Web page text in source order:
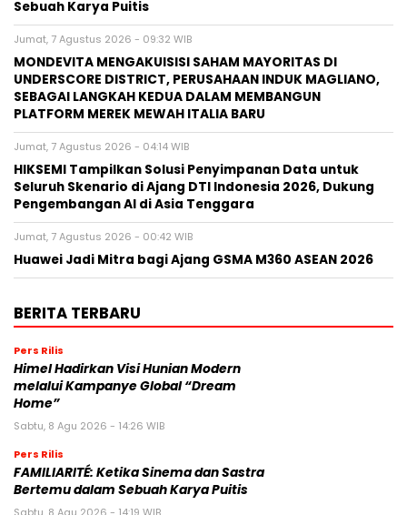
Sebuah Karya Puitis
Jumat, 7 Agustus 2026 - 09:32 WIB
MONDEVITA MENGAKUISISI SAHAM MAYORITAS DI
UNDERSCORE DISTRICT, PERUSAHAAN INDUK MAGLIANO,
SEBAGAI LANGKAH KEDUA DALAM MEMBANGUN
PLATFORM MEREK MEWAH ITALIA BARU
Jumat, 7 Agustus 2026 - 04:14 WIB
HIKSEMI Tampilkan Solusi Penyimpanan Data untuk
Seluruh Skenario di Ajang DTI Indonesia 2026, Dukung
Pengembangan AI di Asia Tenggara
Jumat, 7 Agustus 2026 - 00:42 WIB
Huawei Jadi Mitra bagi Ajang GSMA M360 ASEAN 2026
BERITA TERBARU
Pers Rilis
Himel Hadirkan Visi Hunian Modern
melalui Kampanye Global “Dream
Home”
Sabtu, 8 Agu 2026 - 14:26 WIB
Pers Rilis
FAMILIARITÉ: Ketika Sinema dan Sastra
Bertemu dalam Sebuah Karya Puitis
Sabtu, 8 Agu 2026 - 14:19 WIB